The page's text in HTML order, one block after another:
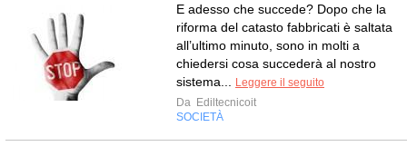
E adesso che succede? Dopo che la
riforma del catasto fabbricati è saltata
all’ultimo minuto, sono in molti a
chiedersi cosa succederà al nostro
sistema...
Leggere il seguito
Da Ediltecnicoit
SOCIETÀ